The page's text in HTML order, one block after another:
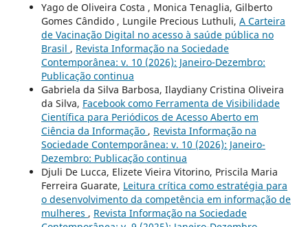
Yago de Oliveira Costa , Monica Tenaglia, Gilberto
Gomes Cândido , Lungile Precious Luthuli, A Carteira
de Vacinação Digital no acesso à saúde pública no
Brasil , Revista Informação na Sociedade
Contemporânea: v. 10 (2026): Janeiro-Dezembro:
Publicação continua
Gabriela da Silva Barbosa, Ilaydiany Cristina Oliveira
da Silva, Facebook como Ferramenta de Visibilidade
Científica para Periódicos de Acesso Aberto em
Ciência da Informação , Revista Informação na
Sociedade Contemporânea: v. 10 (2026): Janeiro-
Dezembro: Publicação continua
Djuli De Lucca, Elizete Vieira Vitorino, Priscila Maria
Ferreira Guarate, Leitura crítica como estratégia para
o desenvolvimento da competência em informação de
mulheres , Revista Informação na Sociedade